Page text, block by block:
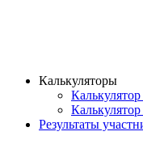
Калькуляторы
Результаты